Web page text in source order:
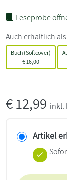
Leseprobe
Auch erhältlich als:
Buch (Softcover)
€ 16,00
€12,99 inkl.
Artikel